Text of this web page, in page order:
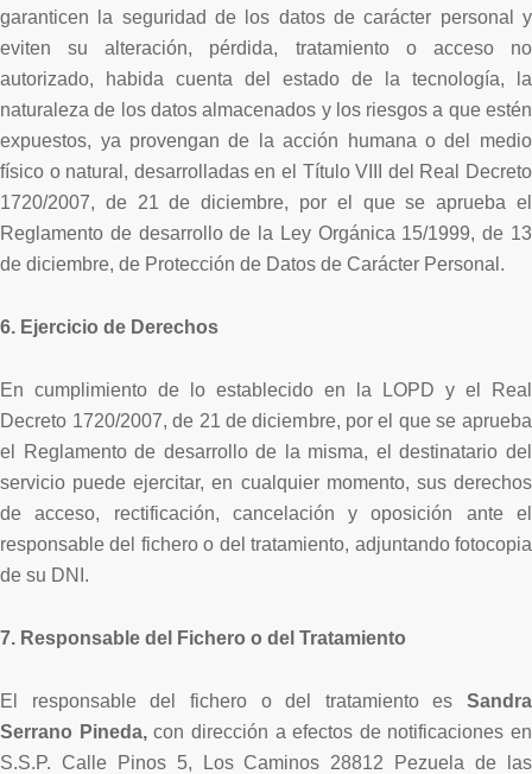
garanticen la seguridad de los datos de carácter personal y
eviten su alteración, pérdida, tratamiento o acceso no
autorizado, habida cuenta del estado de la tecnología, la
naturaleza de los datos almacenados y los riesgos a que estén
expuestos, ya provengan de la acción humana o del medio
físico o natural, desarrolladas en el Título VIII del Real Decreto
1720/2007, de 21 de diciembre, por el que se aprueba el
Reglamento de desarrollo de la Ley Orgánica 15/1999, de 13
de diciembre, de Protección de Datos de Carácter Personal.
6. Ejercicio de Derechos
En cumplimiento de lo establecido en la LOPD y el Real
Decreto 1720/2007, de 21 de diciembre, por el que se aprueba
el Reglamento de desarrollo de la misma, el destinatario del
servicio puede ejercitar, en cualquier momento, sus derechos
de acceso, rectificación, cancelación y oposición ante el
responsable del fichero o del tratamiento, adjuntando fotocopia
de su DNI.
7. Responsable del Fichero o del Tratamiento
El responsable del fichero o del tratamiento es Sandra
Serrano Pineda,con dirección a efectos de notificaciones en
S.S.P. Calle Pinos 5, Los Caminos 28812 Pezuela de las